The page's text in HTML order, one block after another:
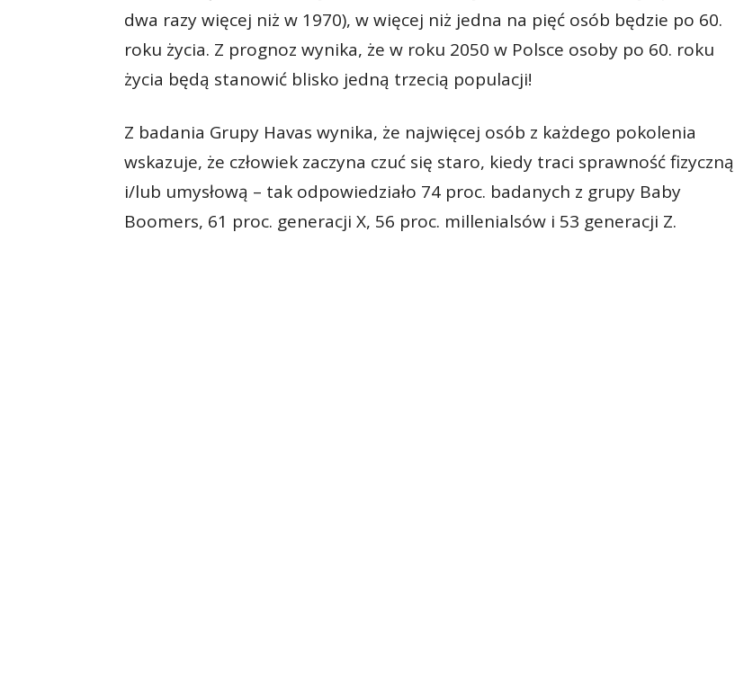
dwa razy więcej niż w 1970), w więcej niż jedna na pięć osób będzie po 60.
roku życia. Z prognoz wynika, że w roku 2050 w Polsce osoby po 60. roku
życia będą stanowić blisko jedną trzecią populacji!
Z badania Grupy Havas wynika, że najwięcej osób z każdego pokolenia
wskazuje, że człowiek zaczyna czuć się staro, kiedy traci sprawność fizyczną
i/lub umysłową – tak odpowiedziało 74 proc. badanych z grupy Baby
Boomers, 61 proc. generacji X, 56 proc. millenialsów i 53 generacji Z.